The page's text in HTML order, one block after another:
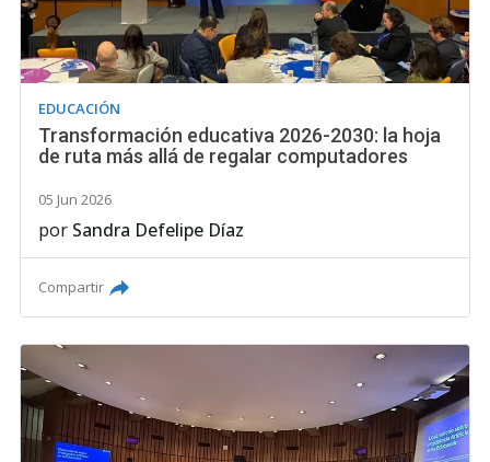
EDUCACIÓN
Transformación educativa 2026-2030: la hoja
de ruta más allá de regalar computadores
05 Jun 2026
por Sandra Defelipe Díaz
Compartir